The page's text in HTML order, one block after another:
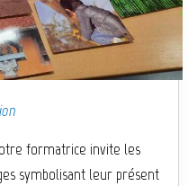
formatrice invite les
symbolisant leur présent